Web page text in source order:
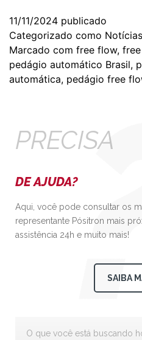
11/11/2024 publicado
Categorizado como
Marcado com free flow,
pedágio automático Brasil,
automática, pedágio free
PRECISA
DE AJUDA?
Aqui, você pode consultar os
representante Pósitron mais
assistência 24h e muito mais!
SAIBA